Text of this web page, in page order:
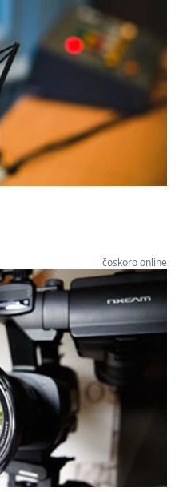
čoskoro online